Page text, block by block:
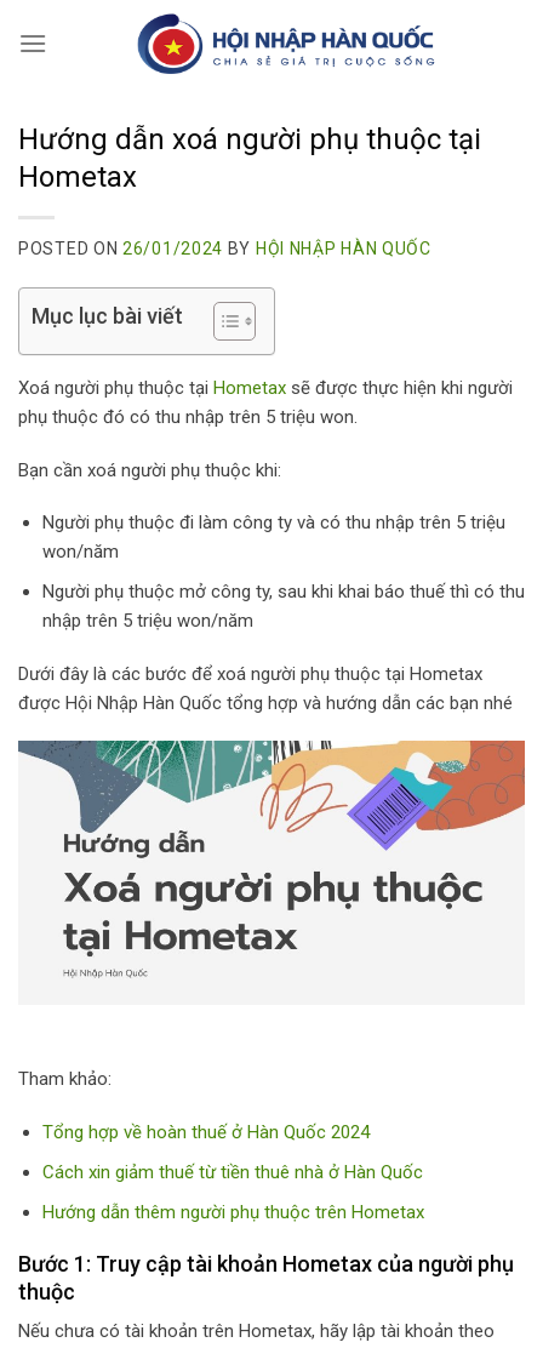
Hướng dẫn xoá người phụ thuộc tại
Hometax
POSTED ON 26/01/2024 BY HỘI NHẬP HÀN QUỐC
Mục lục bài viết
Xoá người phụ thuộc tại Hometax sẽ được thực hiện khi người
phụ thuộc đó có thu nhập trên 5 triệu won.
Bạn cần xoá người phụ thuộc khi:
Người phụ thuộc đi làm công ty và có thu nhập trên 5 triệu
won/năm
Người phụ thuộc mở công ty, sau khi khai báo thuế thì có thu
nhập trên 5 triệu won/năm
Dưới đây là các bước để xoá người phụ thuộc tại Hometax
được Hội Nhập Hàn Quốc tổng hợp và hướng dẫn các bạn nhé
Tham khảo:
Tổng hợp về hoàn thuế ở Hàn Quốc 2024
Cách xin giảm thuế từ tiền thuê nhà ở Hàn Quốc
Hướng dẫn thêm người phụ thuộc trên Hometax
Bước 1: Truy cập tài khoản Hometax của người phụ
thuộc
Nếu chưa có tài khoản trên Hometax, hãy lập tài khoản theo